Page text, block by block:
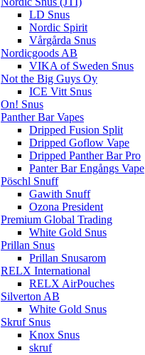
LD Snus
Nordic Spirit
Vårgårda Snus
Nordicgoods AB
VIKA of Sweden Snus
Not the Big Guys Oy
ICE Vitt Snus
On! Snus
Panther Bar Vapes
Dripped Fusion Split
Dripped Goflow Vape
Dripped Panther Bar Pro
Panter Bar Engångs Vape
Pöschl Snuff
Gawith Snuff
Ozona President
Premium Global Trading
White Gold Snus
Prillan Snus
Prillan Snusarom
RELX International
RELX AirPouches
Silverton AB
White Gold Snus
Skruf Snus
Knox Snus
skruf